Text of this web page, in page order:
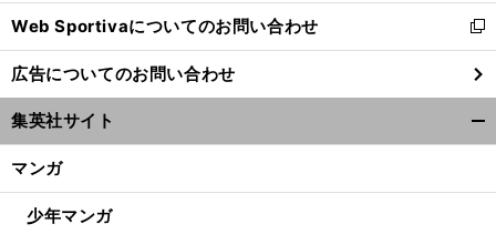
く
Web Sportivaについてのお問い合わせ
新
し
い
ウ
ィ
ン
ウ
広告についてのお問い合わせ
集英社サイト
マンガ
少年マンガ